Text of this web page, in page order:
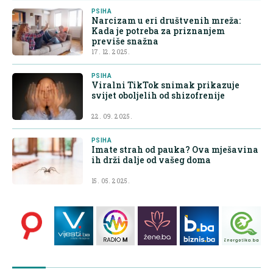
PSIHA
Narcizam u eri društvenih mreža:
Kada je potreba za priznanjem
previše snažna
17. 12. 2025.
PSIHA
Viralni TikTok snimak prikazuje
svijet oboljelih od shizofrenije
22. 09. 2025.
PSIHA
Imate strah od pauka? Ova mješavina
ih drži dalje od vašeg doma
15. 05. 2025.